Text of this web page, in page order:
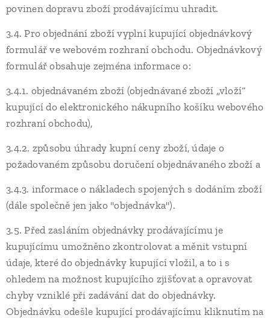
povinen dopravu zboží prodávajícímu uhradit.
3.4. Pro objednání zboží vyplní kupující objednávkový
formulář ve webovém rozhraní obchodu. Objednávkový
formulář obsahuje zejména informace o:
3.4.1. objednávaném zboží (objednávané zboží „vloží“
kupující do elektronického nákupního košíku webového
rozhraní obchodu),
3.4.2. způsobu úhrady kupní ceny zboží, údaje o
požadovaném způsobu doručení objednávaného zboží a
3.4.3. informace o nákladech spojených s dodáním zboží
(dále společně jen jako "objednávka").
3.5. Před zasláním objednávky prodávajícímu je
kupujícímu umožněno zkontrolovat a měnit vstupní
údaje, které do objednávky kupující vložil, a to i s
ohledem na možnost kupujícího zjišťovat a opravovat
chyby vzniklé při zadávání dat do objednávky.
Objednávku odešle kupující prodávajícímu kliknutím na